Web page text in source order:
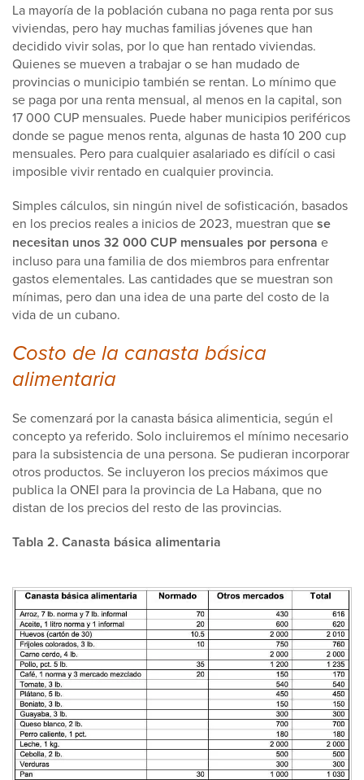
La mayoría de la población cubana no paga renta por sus
viviendas, pero hay muchas familias jóvenes que han
decidido vivir solas, por lo que han rentado viviendas.
Quienes se mueven a trabajar o se han mudado de
provincias o municipio también se rentan. Lo mínimo que
se paga por una renta mensual, al menos en la capital, son
17 000 CUP mensuales. Puede haber municipios periféricos
donde se pague menos renta, algunas de hasta 10 200 cup
mensuales. Pero para cualquier asalariado es difícil o casi
imposible vivir rentado en cualquier provincia.
Simples cálculos, sin ningún nivel de sofisticación, basados
en los precios reales a inicios de 2023, muestran quese
necesitan unos 32 000 CUP mensuales por persona e
incluso para una familia de dos miembros para enfrentar
gastos elementales. Las cantidades que se muestran son
mínimas, pero dan una idea de una parte del costo de la
vida de un cubano.
Costo de la canasta básica
alimentaria
Se comenzará por la canasta básica alimenticia, según el
concepto ya referido. Solo incluiremos el mínimo necesario
para la subsistencia de una persona. Se pudieran incorporar
otros productos. Se incluyeron los precios máximos que
publica la ONEI para la provincia de La Habana, que no
distan de los precios del resto de las provincias.
Tabla 2. Canasta básica alimentaria